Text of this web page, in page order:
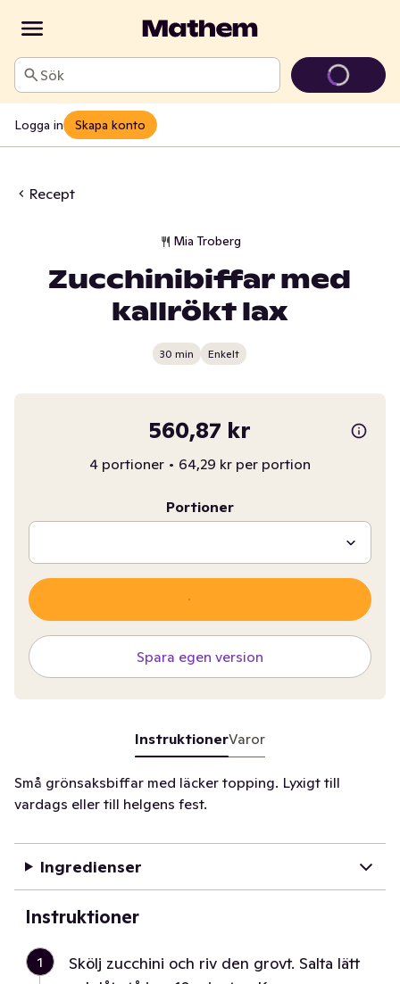
Sök
Logga in Skapa konto
Recept
Mia Troberg
Zucchinibiffar med
kallrökt lax
30 min Enkelt
560,87 kr
4 portioner • 64,29 kr per portion
Portioner
Spara egen version
InstruktionerVaror
Små grönsaksbiffar med läcker topping. Lyxigt till
vardags eller till helgens fest.
Ingredienser
Instruktioner
1
Skölj zucchini och riv den grovt. Salta lätt